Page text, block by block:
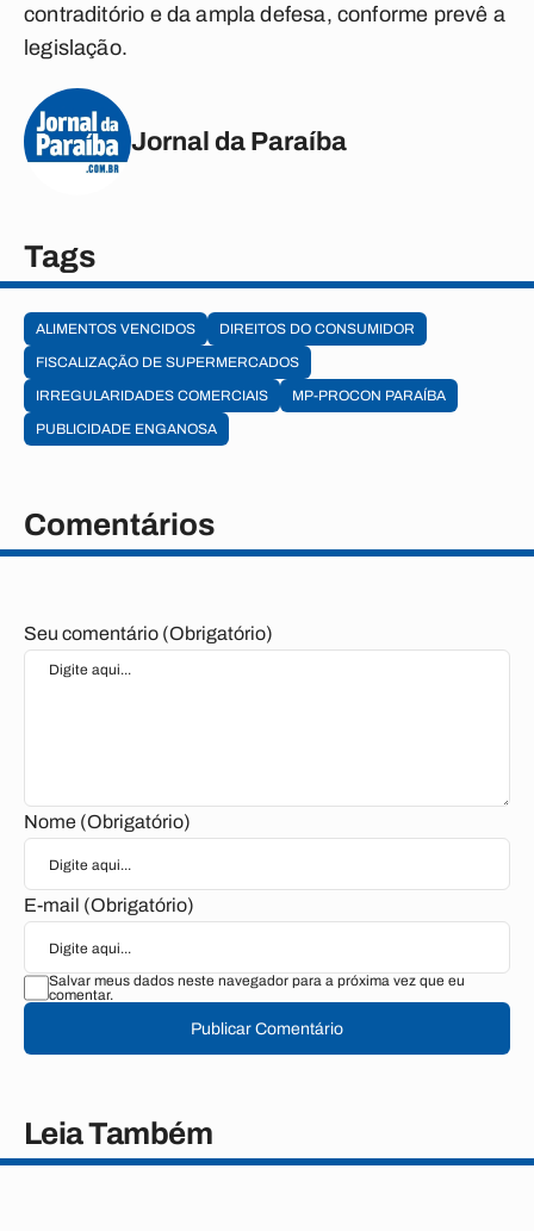
contraditório e da ampla defesa, conforme prevê a
legislação.
Jornal da Paraíba
Tags
ALIMENTOS VENCIDOS
DIREITOS DO CONSUMIDOR
FISCALIZAÇÃO DE SUPERMERCADOS
IRREGULARIDADES COMERCIAIS
MP-PROCON PARAÍBA
PUBLICIDADE ENGANOSA
Comentários
Seu comentário (Obrigatório)
Nome (Obrigatório)
E-mail (Obrigatório)
Salvar meus dados neste navegador para a próxima vez que eu
comentar.
Publicar Comentário
Leia Também